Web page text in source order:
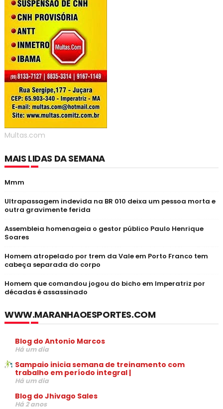
Multas.com
MAIS LIDAS DA SEMANA
Mmm
Ultrapassagem indevida na BR 010 deixa um pessoa morta e
outra gravimente ferida
Assembleia homenageia o gestor público Paulo Henrique
Soares
Homem atropelado por trem da Vale em Porto Franco tem
cabeça separada do corpo
Homem que comandou jogou do bicho em Imperatriz por
décadas é assassinado
WWW.MARANHAOESPORTES.COM
Blog do Antonio Marcos
Há um dia
Sampaio inicia semana de treinamento com
trabalho em período integral |
Há um dia
Blog do Jhivago Sales
Há 2 anos